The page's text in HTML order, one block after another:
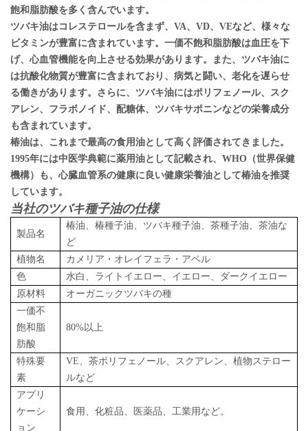
飽和脂肪酸を多く含んでいます。
ツバキ油はコレステロールを含まず、VA、VD、VEなど、様々な
ビタミンが豊富に含まれています。一価不飽和脂肪酸は血圧を下
げ、心血管機能を向上させる効果があります。また、ツバキ油に
は抗酸化物質が豊富に含まれており、病気と闘い、老化を遅らせ
る働きがあります。さらに、ツバキ油にはポリフェノール、スク
アレン、フラボノイド、配糖体、ツバキサポニンなどの栄養成分
も含まれています。
椿油は、これまで最高の食用油として高く評価されてきました。
1995年には中医学典範に薬用油として記載され、WHO（世界保健
機構）も、心臓血管系の健康に良い健康栄養油として椿油を推奨
しています。
当社のツバキ種子油の仕様
製品名
椿油、椿種子油、ツバキ種子油、茶種子油、茶油な
ど
植物名
カメリア・オレイフェラ・アベル
色
水白、ライトイエロー、イエロー、ダークイエロー
原材料
オーガニックツバキの種
一価不
飽和脂
肪酸
80%以上
特殊要
素
VE、茶ポリフェノール、スクアレン、植物ステロー
ルなど
アプリ
ケーシ
ョン
食用、化粧品、医薬品、工業用など。